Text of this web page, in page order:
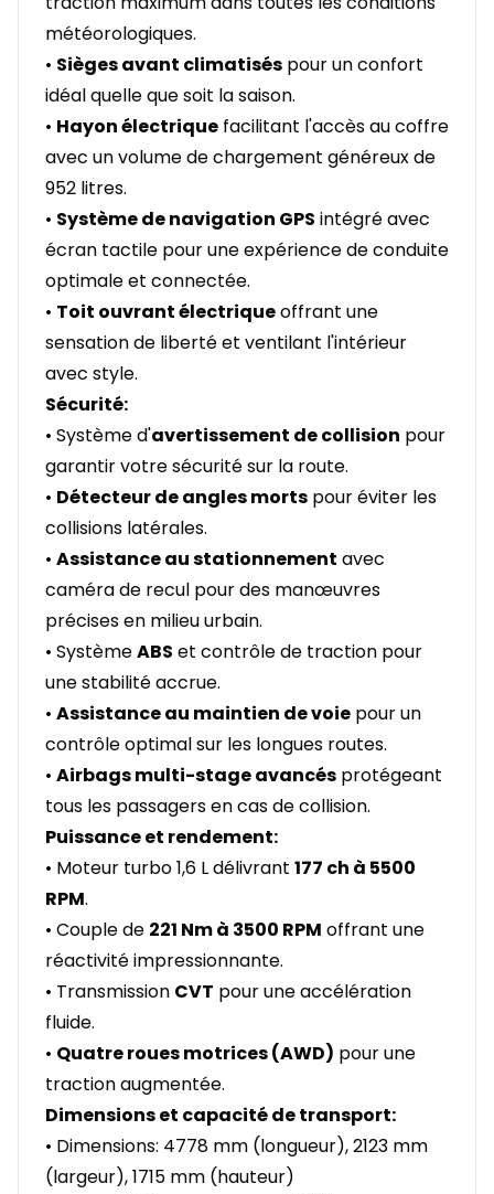
météorologiques.
• Sièges avant climatisés pour un confort
idéal quelle que soit la saison.
• Hayon électrique facilitant l'accès au coffre
avec un volume de chargement généreux de
952 litres.
• Système de navigation GPS intégré avec
écran tactile pour une expérience de conduite
optimale et connectée.
• Toit ouvrant électriqueoffrant une
sensation de liberté et ventilant l'intérieur
avec style.
Sécurité:
• Système d'avertissement de collision pour
garantir votre sécurité sur la route.
• Détecteur de angles morts pour éviter les
collisions latérales.
• Assistance au stationnement avec
caméra de recul pour des manœuvres
précises en milieu urbain.
• SystèmeABS et contrôle de traction pour
une stabilité accrue.
• Assistance au maintien de voie pour un
contrôle optimal sur les longues routes.
• Airbags multi-stage avancés protégeant
tous les passagers en cas de collision.
Puissance et rendement:
• Moteur turbo 1,6 L délivrant 177 ch à 5500
RPM.
• Couple de 221 Nm à 3500 RPM offrant une
réactivité impressionnante.
• Transmission CVT pour une accélération
fluide.
• Quatre roues motrices (AWD) pour une
traction augmentée.
Dimensions et capacité de transport:
• Dimensions: 4778 mm (longueur), 2123 mm
(largeur), 1715 mm (hauteur)